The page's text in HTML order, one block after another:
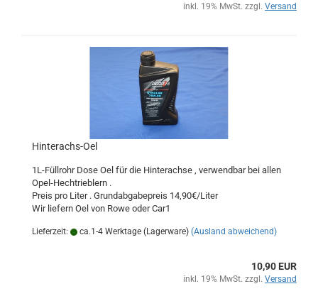
inkl. 19% MwSt. zzgl. Versand
Hinterachs-Oel
1L-Füllrohr Dose Oel für die Hinterachse , verwendbar bei allen
Opel-Hechtrieblern .
Preis pro Liter . Grundabgabepreis 14,90€/Liter
Wir liefern Oel von Rowe oder Car1
Lieferzeit: ca.1-4 Werktage (Lagerware) (Ausland abweichend)
10,90 EUR
inkl. 19% MwSt. zzgl. Versand